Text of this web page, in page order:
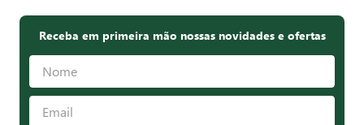
Receba em primeira mão nossas novidades e ofertas